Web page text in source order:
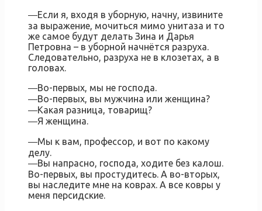
―Если я, входя в уборную, начну, извините
за выражение, мочиться мимо унитаза и то
же самое будут делать Зина и Дарья
Петровна – в уборной начнётся разруха.
Следовательно, разруха не в клозетах, а в
головах.
―Во-первых, мы не господа.
―Во-первых, вы мужчина или женщина?
―Какая разница, товарищ?
―Я женщина.
―Мы к вам, профессор, и вот по какому
делу.
―Вы напрасно, господа, ходите без калош.
Во-первых, вы простудитесь. А во-вторых,
вы наследите мне на коврах. А все ковры у
меня персидские.